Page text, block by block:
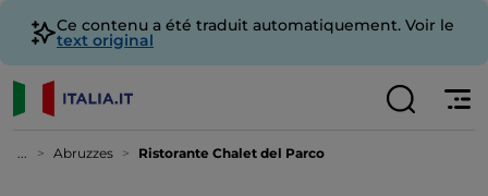
Ce contenu a été traduit automatiquement. Voir le
text original
... Abruzzes Ristorante Chalet del Parco